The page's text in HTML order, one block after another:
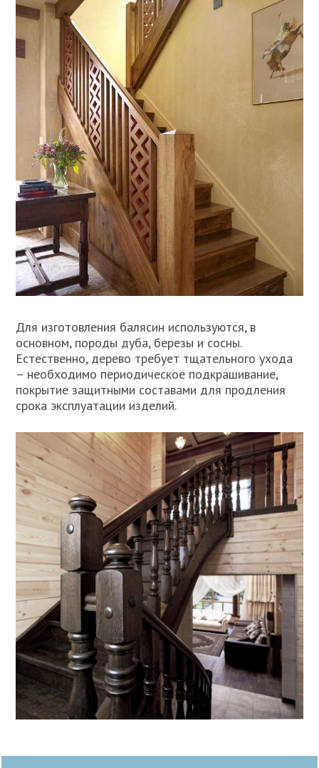
Для изготовления балясин используются, в
основном, породы дуба, березы и сосны.
Естественно, дерево требует тщательного ухода
– необходимо периодическое подкрашивание,
покрытие защитными составами для продления
срока эксплуатации изделий.